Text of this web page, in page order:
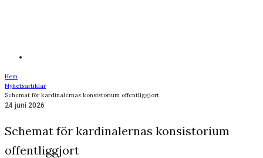
Hem
Nyhetsartiklar
Schemat för kardinalernas konsistorium offentliggjort
24 juni 2026
Schemat för kardinalernas konsistorium
offentliggjort